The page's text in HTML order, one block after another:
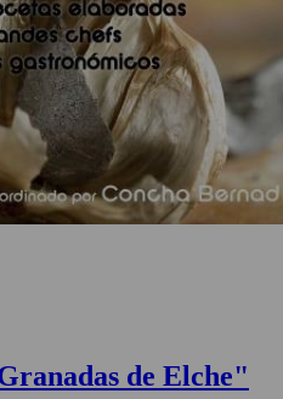
de Elche"